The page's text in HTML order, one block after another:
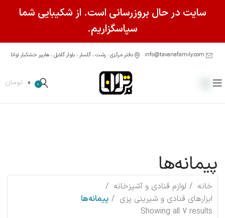
دفتر مرکزی : رشت ، گلسار ، بلوار گلایل ، هایپر خشکبار توانا
0
0 تومان
پیمانه‌ها
خانه
لوازم قنادی و آشپزخانه
ابزارهای قنادی و شیرینی پزی
پیمانه‌ها
Showing all 7 results
سایت در حال بروزرسانی است. از شکیبایی شما
سپاسگزاریم.